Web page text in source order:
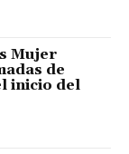
Mujer
de
inicio del